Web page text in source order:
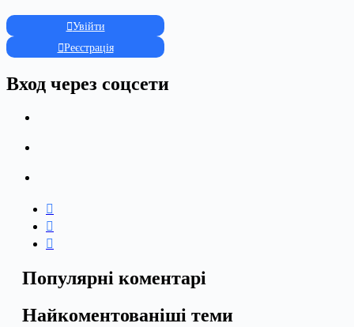
Увійти
Реєстрація
Вход через соцсети
Популярні коментарі
Найкоментованіші теми